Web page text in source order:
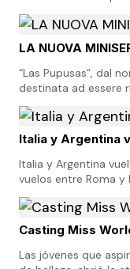
LA NUOVA
“Las Pupusas”, dal
destinata ad essere
Italia y Argentina
Italia y Argentina
vuelos entre Roma y
Casting Miss
Las jóvenes que